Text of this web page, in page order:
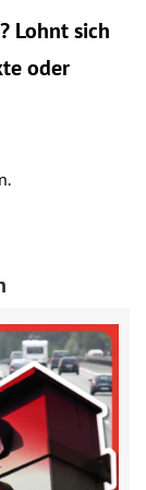
Lohnt sich
oder